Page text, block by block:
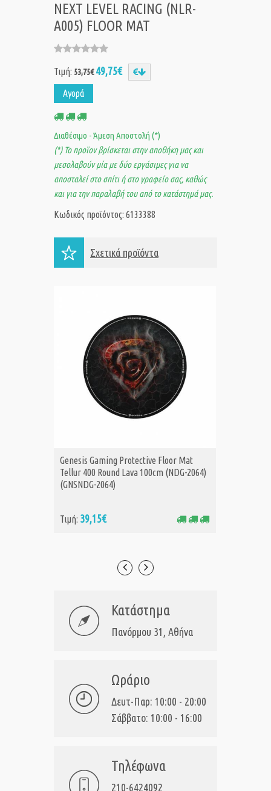
NEXT LEVEL RACING (NLR-
A005) FLOOR MAT
Τιμή: 53,75€ 49,75€
Αγορά
Διαθέσιμο - Άμεση Αποστολή (*)
(*) Το προϊον βρίσκεται στην αποθήκη μας και
μεσολαβούν μία με δύο εργάσιμες για να
αποσταλεί στο σπίτι ή στο γραφείο σας, καθώς
και για την παραλαβή του από το κατάστημά μας.
Κωδικός προϊόντος: 6133388
Σχετικά προϊόντα
ΑΓΟΡΑ
Genesis Gaming Protective Floor Mat
Tellur 400 Round Lava 100cm (NDG-2064)
(GNSNDG-2064)
Τιμή: 39,15€
Κατάστημα
Πανόρμου 31, Αθήνα
Ωράριο
Δευτ-Παρ: 10:00 - 20:00
Σάββατο: 10:00 - 16:00
Τηλέφωνα
210-6424092